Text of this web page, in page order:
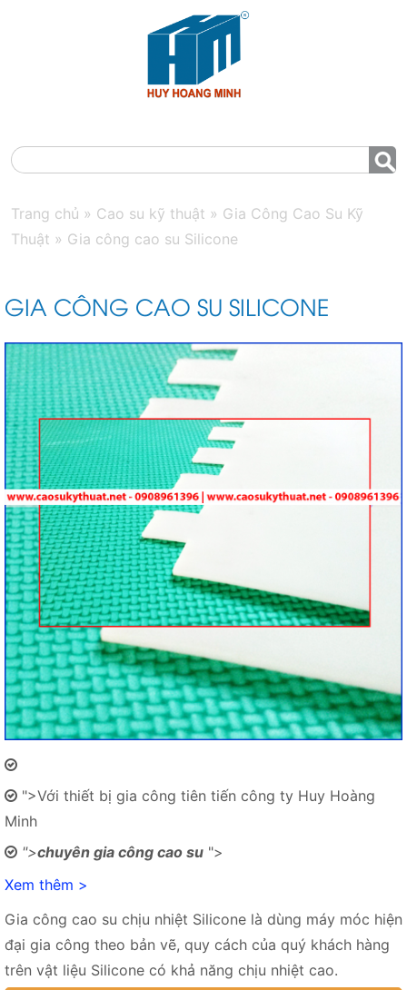
Trang chủ » Cao su kỹ thuật » Gia Công Cao Su Kỹ
Thuật » Gia công cao su Silicone
GIA CÔNG CAO SU SILICONE
">Với thiết bị gia công tiên tiến công ty Huy Hoàng
Minh
">chuyên gia công cao su ">
Xem thêm >
Gia công cao su chịu nhiệt Silicone là dùng máy móc hiện
đại gia công theo bản vẽ, quy cách của quý khách hàng
trên vật liệu Silicone có khả năng chịu nhiệt cao.